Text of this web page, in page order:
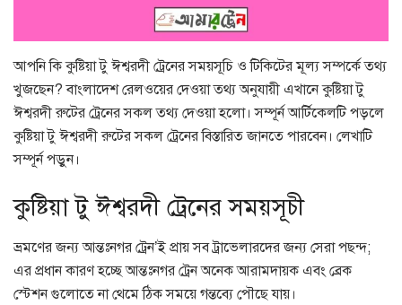
আপনি কি কুষ্টিয়া টু ঈশ্বরদী ট্রেনের সময়সূচি ও টিকিটের মূল্য সম্পর্কে তথ্য
খুজছেন? বাংলাদেশ রেলওয়ের দেওয়া তথ্য অনুযায়ী এখানে কুষ্টিয়া টু
ঈশ্বরদী রুটের ট্রেনের সকল তথ্য দেওয়া হলো। সম্পূর্ন আর্টিকেলটি পড়লে
কুষ্টিয়া টু ঈশ্বরদী রুটের সকল ট্রেনের বিস্তারিত জানতে পারবেন। লেখাটি
সম্পূর্ন পড়ুন।
কুষ্টিয়া টু ঈশ্বরদী ট্রেনের সময়সূচী
ভ্রমণের জন্য আন্তঃনগর ট্রেন’ই প্রায় সব ট্রাভেলারদের জন্য সেরা পছন্দ;
এর প্রধান কারণ হচ্ছে আন্তঃনগর ট্রেন অনেক আরামদায়ক এবং ব্রেক
স্টেশন গুলোতে না থেমে ঠিক সময়ে গন্তব্যে পৌছে যায়।